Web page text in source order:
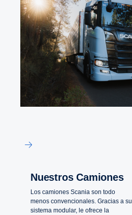
Nuestros Camiones
Los camiones Scania son todo
menos convencionales. Gracias a su
sistema modular, le ofrece la